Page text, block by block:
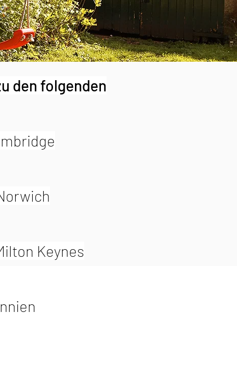
den folgenden
Keynes